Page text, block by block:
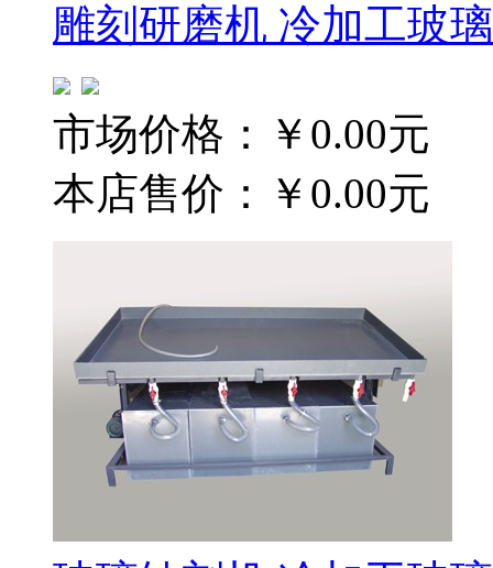
雕刻研磨机 冷加工玻
市场价格：
￥0.00元
本店售价：
￥0.00元